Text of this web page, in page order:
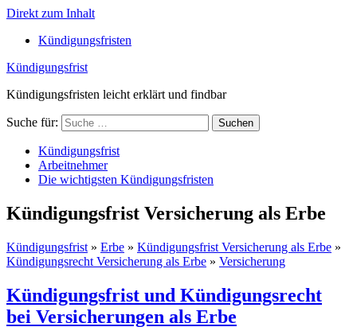
Direkt zum Inhalt
Kündigungsfristen
Kündigungsfrist
Kündigungsfristen leicht erklärt und findbar
Suche für: Suchen
Kündigungsfrist
Arbeitnehmer
Die wichtigsten Kündigungsfristen
Kündigungsfrist Versicherung als Erbe
Kündigungsfrist » Erbe » Kündigungsfrist Versicherung als Erbe »
Kündigungsrecht Versicherung als Erbe » Versicherung
Kündigungsfrist und Kündigungsrecht
bei Versicherungen als Erbe